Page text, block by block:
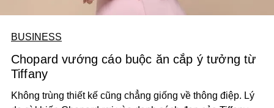
BUSINESS
Chopard vướng cáo buộc ăn cắp ý tưởng từ
Tiffany
Không trùng thiết kế cũng chẳng giống về thông điệp. Lý